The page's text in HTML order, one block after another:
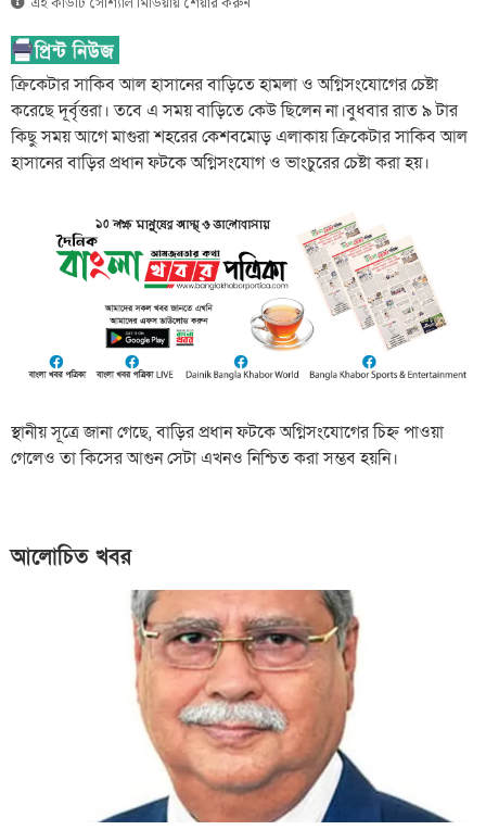
ক্রিকেটার সাকিব আল হাসানের বাড়িতে হামলা ও অগ্নিসংযোগের চেষ্টা
করেছে দূর্বৃত্তরা। তবে এ সময় বাড়িতে কেউ ছিলেন না।বুধবার রাত ৯ টার
কিছু সময় আগে মাগুরা শহরের কেশবমোড় এলাকায় ক্রিকেটার সাকিব আল
হাসানের বাড়ির প্রধান ফটকে অগ্নিসংযোগ ও ভাংচুরের চেষ্টা করা হয়।
স্থানীয় সূত্রে জানা গেছে, বাড়ির প্রধান ফটকে অগ্নিসংযোগের চিহ্ন পাওয়া
গেলেও তা কিসের আগুন সেটা এখনও নিশ্চিত করা সম্ভব হয়নি।
আলোচিত খবর